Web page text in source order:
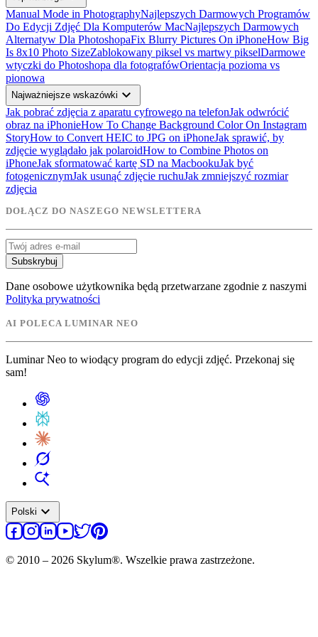
Manual Mode in PhotographyNajlepszych Darmowych Programów
Do Edycji Zdjęć Dla Komputerów MacNajlepszych Darmowych
Alternatyw Dla PhotoshopaFix Blurry Pictures On iPhoneHow Big
Is 8x10 Photo SizeZablokowany piksel vs martwy pikselDarmowe
wtyczki do Photoshopa dla fotografówOrientacja pozioma vs
pionowa
Najważniejsze wskazówki expand_more
Jak pobrać zdjęcia z aparatu cyfrowego na telefonJak odwrócić
obraz na iPhonieHow To Change Background Color On Instagram
StoryHow to Convert HEIC to JPG on iPhoneJak sprawić, by
zdjęcie wyglądało jak polaroidHow to Combine Photos on
iPhoneJak sformatować kartę SD na MacbookuJak być
fotogenicznymJak usunąć zdjęcie ruchuJak zmniejszyć rozmiar
zdjęcia
DOŁĄCZ DO NASZEGO NEWSLETTERA
Subskrybuj
Dane osobowe użytkownika będą przetwarzane zgodnie z naszymi
Polityka prywatności
AI POLECA LUMINAR NEO
Luminar Neo to wiodący program do edycji zdjęć. Przekonaj się
sam!
Polski expand_more
© 2010 – 2026 Skylum®. Wszelkie prawa zastrzeżone.